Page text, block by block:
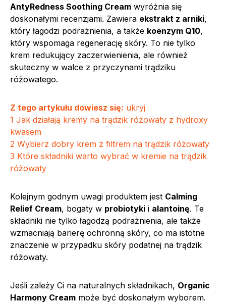
AntyRedness Soothing Cream wyróżnia się
doskonałymi recenzjami. Zawiera ekstrakt z arniki,
który łagodzi podrażnienia, a także koenzym Q10,
który wspomaga regenerację skóry. To nie tylko
krem redukujący zaczerwienienia, ale również
skuteczny w walce z przyczynami trądziku
różowatego.
Z tego artykułu dowiesz się: ukryj
1 Jak działają kremy na trądzik różowaty z hydroxy
kwasem
2 Wybierz dobry krem z filtrem na trądzik różowaty
3 Które składniki warto wybrać w kremie na trądzik
różowaty
Kolejnym godnym uwagi produktem jest Calming
Relief Cream, bogaty w probiotyki i alantoinę. Te
składniki nie tylko łagodzą podrażnienia, ale także
wzmacniają barierę ochronną skóry, co ma istotne
znaczenie w przypadku skóry podatnej na trądzik
różowaty.
Jeśli zależy Ci na naturalnych składnikach, Organic
Harmony Cream może być doskonałym wyborem.